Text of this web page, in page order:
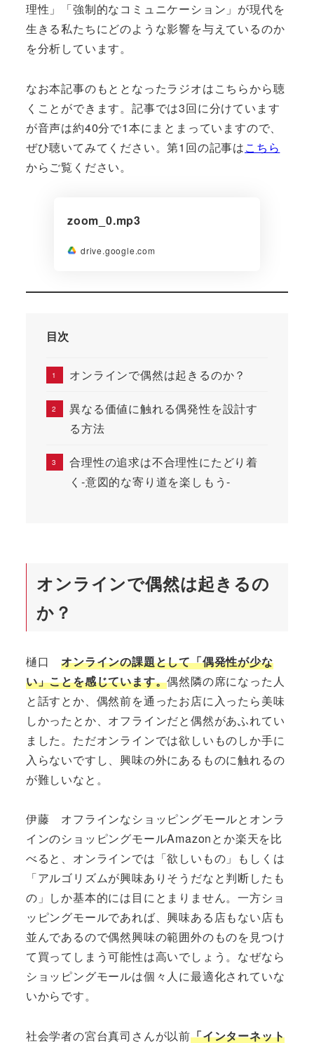
理性」「強制的なコミュニケーション」が現代を
生きる私たちにどのような影響を与えているのか
を分析しています。
なお本記事のもととなったラジオはこちらから聴
くことができます。記事では3回に分けています
が音声は約40分で1本にまとまっていますので、
ぜひ聴いてみてください。第1回の記事はこちら
からご覧ください。
zoom_0.mp3
drive.google.com
目次
オンラインで偶然は起きるのか？
異なる価値に触れる偶発性を設計す
る方法
合理性の追求は不合理性にたどり着
く-意図的な寄り道を楽しもう-
オンラインで偶然は起きるの
か？
樋口オンラインの課題として「偶発性が少な
い」ことを感じています。偶然隣の席になった人
と話すとか、偶然前を通ったお店に入ったら美味
しかったとか、オフラインだと偶然があふれてい
ました。ただオンラインでは欲しいものしか手に
入らないですし、興味の外にあるものに触れるの
が難しいなと。
伊藤 オフラインなショッピングモールとオンラ
インのショッピングモールAmazonとか楽天を比
べると、オンラインでは「欲しいもの」もしくは
「アルゴリズムが興味ありそうだなと判断したも
の」しか基本的には目にとまりません。一方ショ
ッピングモールであれば、興味ある店もない店も
並んであるので偶然興味の範囲外のものを見つけ
て買ってしまう可能性は高いでしょう。なぜなら
ショッピングモールは個々人に最適化されていな
いからです。
社会学者の宮台真司さんが以前「インターネット